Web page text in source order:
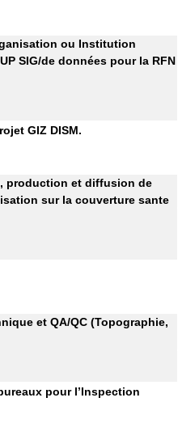
ou Institution
SIG/de données pour la RFN
GIZ DISM.
production et diffusion de
sur la couverture sante
et QA/QC (Topographie,
pour l’Inspection